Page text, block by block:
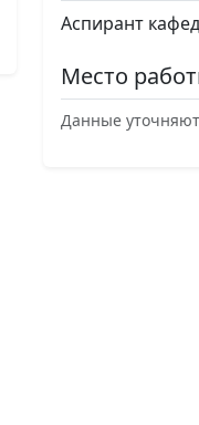
Аспирант
Место
Данные